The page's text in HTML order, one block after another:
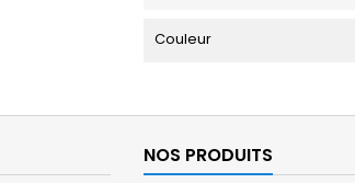
Couleur
NOS PRODUITS